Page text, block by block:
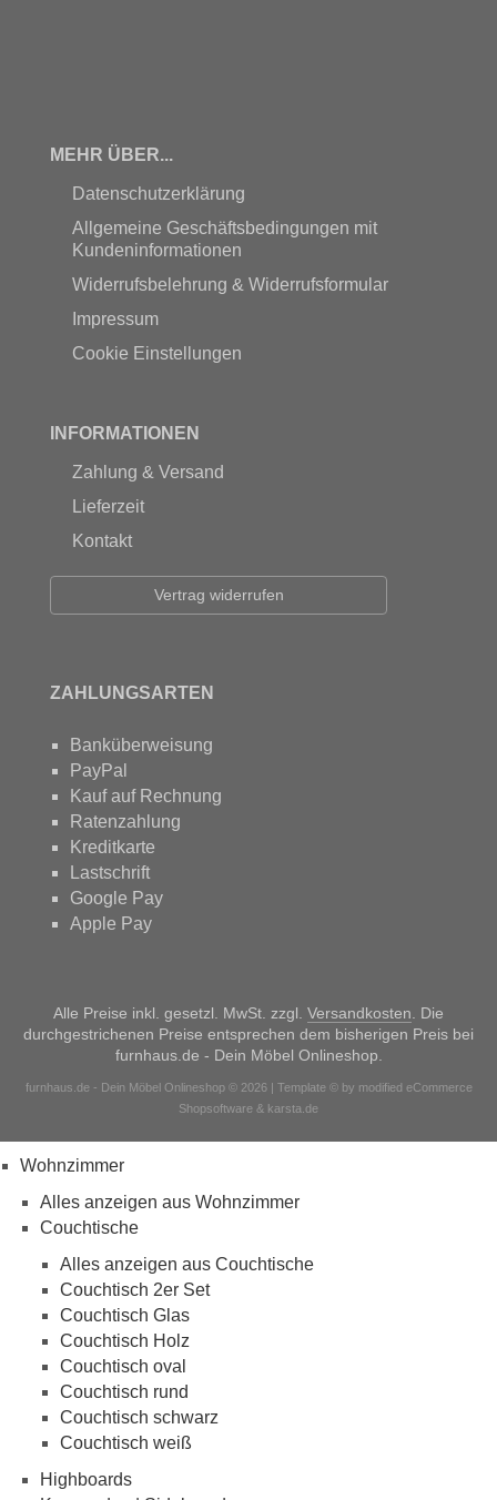
MEHR ÜBER...
Datenschutzerklärung
Allgemeine Geschäftsbedingungen mit
Kundeninformationen
Widerrufsbelehrung & Widerrufsformular
Impressum
Cookie Einstellungen
INFORMATIONEN
Zahlung & Versand
Lieferzeit
Kontakt
Vertrag widerrufen
ZAHLUNGSARTEN
Banküberweisung
PayPal
Kauf auf Rechnung
Ratenzahlung
Kreditkarte
Lastschrift
Google Pay
Apple Pay
Alle Preise inkl. gesetzl. MwSt. zzgl. Versandkosten . Die
durchgestrichenen Preise entsprechen dem bisherigen Preis bei
furnhaus.de - Dein Möbel Onlineshop.
furnhaus.de - Dein Möbel Onlineshop © 2026 | Template © by modified eCommerce
Shopsoftware & karsta.de
Wohnzimmer
Alles anzeigen aus Wohnzimmer
Couchtische
Alles anzeigen aus Couchtische
Couchtisch 2er Set
Couchtisch Glas
Couchtisch Holz
Couchtisch oval
Couchtisch rund
Couchtisch schwarz
Couchtisch weiß
Highboards